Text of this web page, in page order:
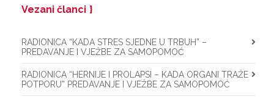
Vezani članci
RADIONICA “KADA STRES SJEDNE U TRBUH” –
PREDAVANJE I VJEŽBE ZA SAMOPOMOĆ
RADIONICA “HERNIJE I PROLAPSI – KADA ORGANI TRAŽE
POTPORU” PREDAVANJE I VJEŽBE ZA SAMOPOMOĆ